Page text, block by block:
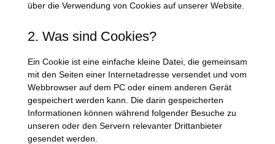
über die Verwendung von Cookies auf unserer Website.
2. Was sind Cookies?
Ein Cookie ist eine einfache kleine Datei, die gemeinsam
mit den Seiten einer Internetadresse versendet und vom
Webbrowser auf dem PC oder einem anderen Gerät
gespeichert werden kann. Die darin gespeicherten
Informationen können während folgender Besuche zu
unseren oder den Servern relevanter Drittanbieter
gesendet werden.